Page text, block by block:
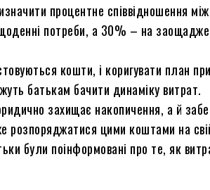
процентне співвідношення
потреби, а 30% – на
кошти, і коригувати план
батькам бачити динаміку витрат.
захищає накопичення, а й
розпоряджатися цими коштами на
були поінформовані про те, як